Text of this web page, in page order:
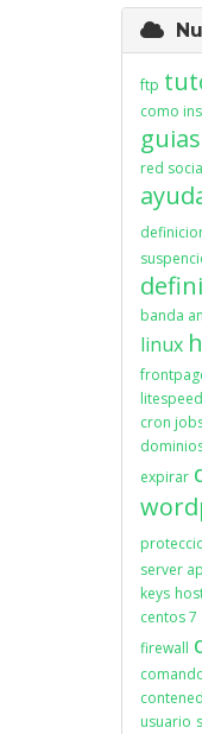
ftp
como
guias
red
banda
linux
litespeed
cron
expirar
server
keys
centos 7
firewall
usuario